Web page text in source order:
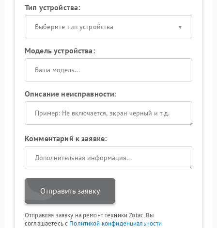
Тип устройства:
Выберите тип устройства
Модель устройства:
Описание неисправности:
Комментарий к заявке:
Отправить заявку
Отправляя заявку на ремонт техники Zotac, Вы
соглашаетесь с Политикой конфиденциальности